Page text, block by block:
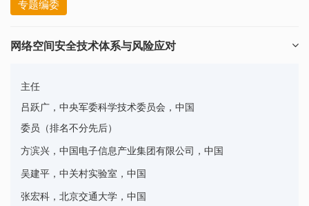
专题编委
网络空间安全技术体系与风险应对
主任
吕跃广，中央军委科学技术委员会，中国
委员（排名不分先后）
方滨兴，中国电子信息产业集团有限公司 ，中国
吴建平，中关村实验室 ，中国
张宏科，北京交通大学 ，中国